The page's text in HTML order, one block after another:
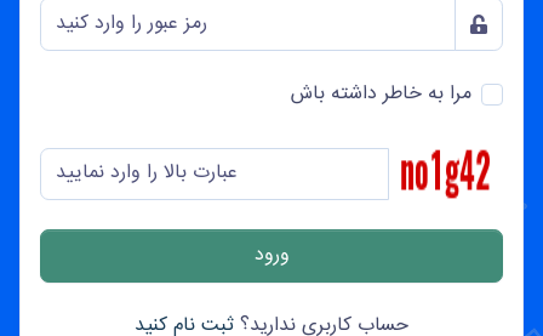
مرا به خاطر داشته باش
حساب کاربری ندارید؟ثبت نام کنید